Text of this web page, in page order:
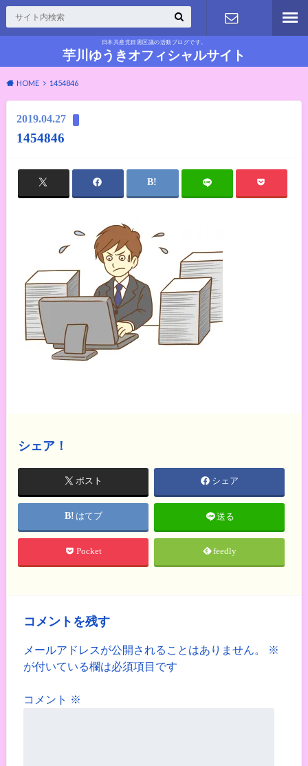
日本共産党目黒区議の活動ブログです。
芋川ゆうきオフィシャルサイト
お問い合わ
HOME 1454846
2019.04.27
1454846
シェア！
ポスト シェア
はてブ 送る
Pocket feedly
コメントを残す
メールアドレスが公開されることはありません。
※
が付いている欄は必須項目です
コメント ※